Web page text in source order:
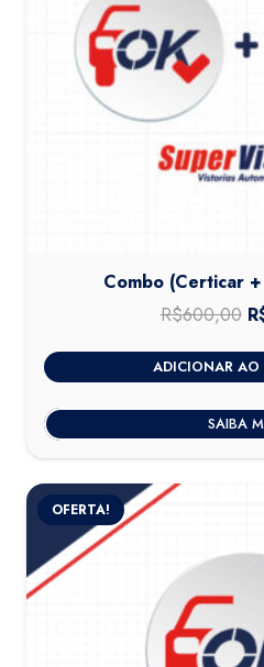
Combo (Certicar
R$600,00 O
ADICIONAR AO
SAIBA
OFERTA!